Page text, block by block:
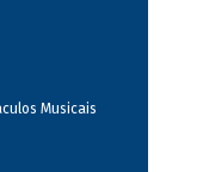
Musicais